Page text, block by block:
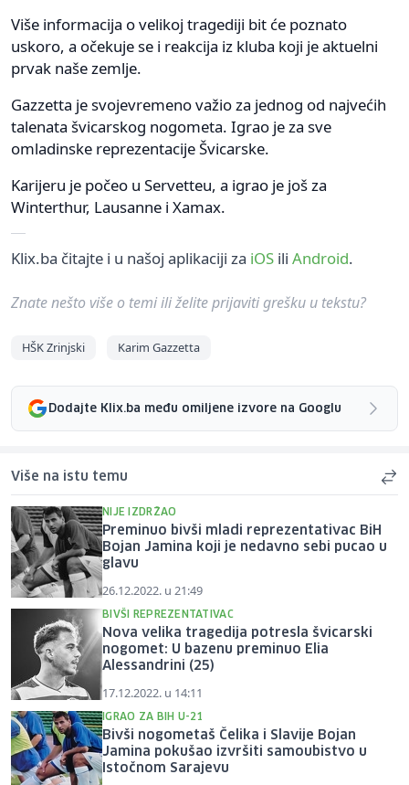
Više informacija o velikoj tragediji bit će poznato
uskoro, a očekuje se i reakcija iz kluba koji je aktuelni
prvak naše zemlje.
Gazzetta je svojevremeno važio za jednog od najvećih
talenata švicarskog nogometa. Igrao je za sve
omladinske reprezentacije Švicarske.
Karijeru je počeo u Servetteu, a igrao je još za
Winterthur, Lausanne i Xamax.
Klix.ba čitajte i u našoj aplikaciji za iOS ili Android.
Znate nešto više o temi ili želite prijaviti grešku u tekstu?
HŠK Zrinjski Karim Gazzetta
Dodajte Klix.ba među omiljene izvore na Googlu
Više na istu temu
NIJE IZDRŽAO
Preminuo bivši mladi reprezentativac BiH
Bojan Jamina koji je nedavno sebi pucao u
glavu
26.12.2022. u 21:49
BIVŠI REPREZENTATIVAC
Nova velika tragedija potresla švicarski
nogomet: U bazenu preminuo Elia
Alessandrini (25)
17.12.2022. u 14:11
IGRAO ZA BIH U-21
Bivši nogometaš Čelika i Slavije Bojan
Jamina pokušao izvršiti samoubistvo u
Istočnom Sarajevu